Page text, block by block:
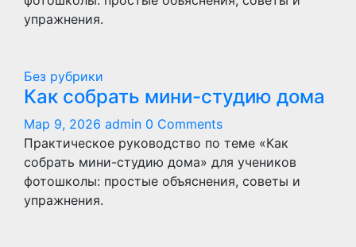
упражнения.
Без рубрики
Как собрать мини-студию дома
Мар 9, 2026 admin 0 Comments
Практическое руководство по теме «Как
собрать мини-студию дома» для учеников
фотошколы: простые объяснения, советы и
упражнения.